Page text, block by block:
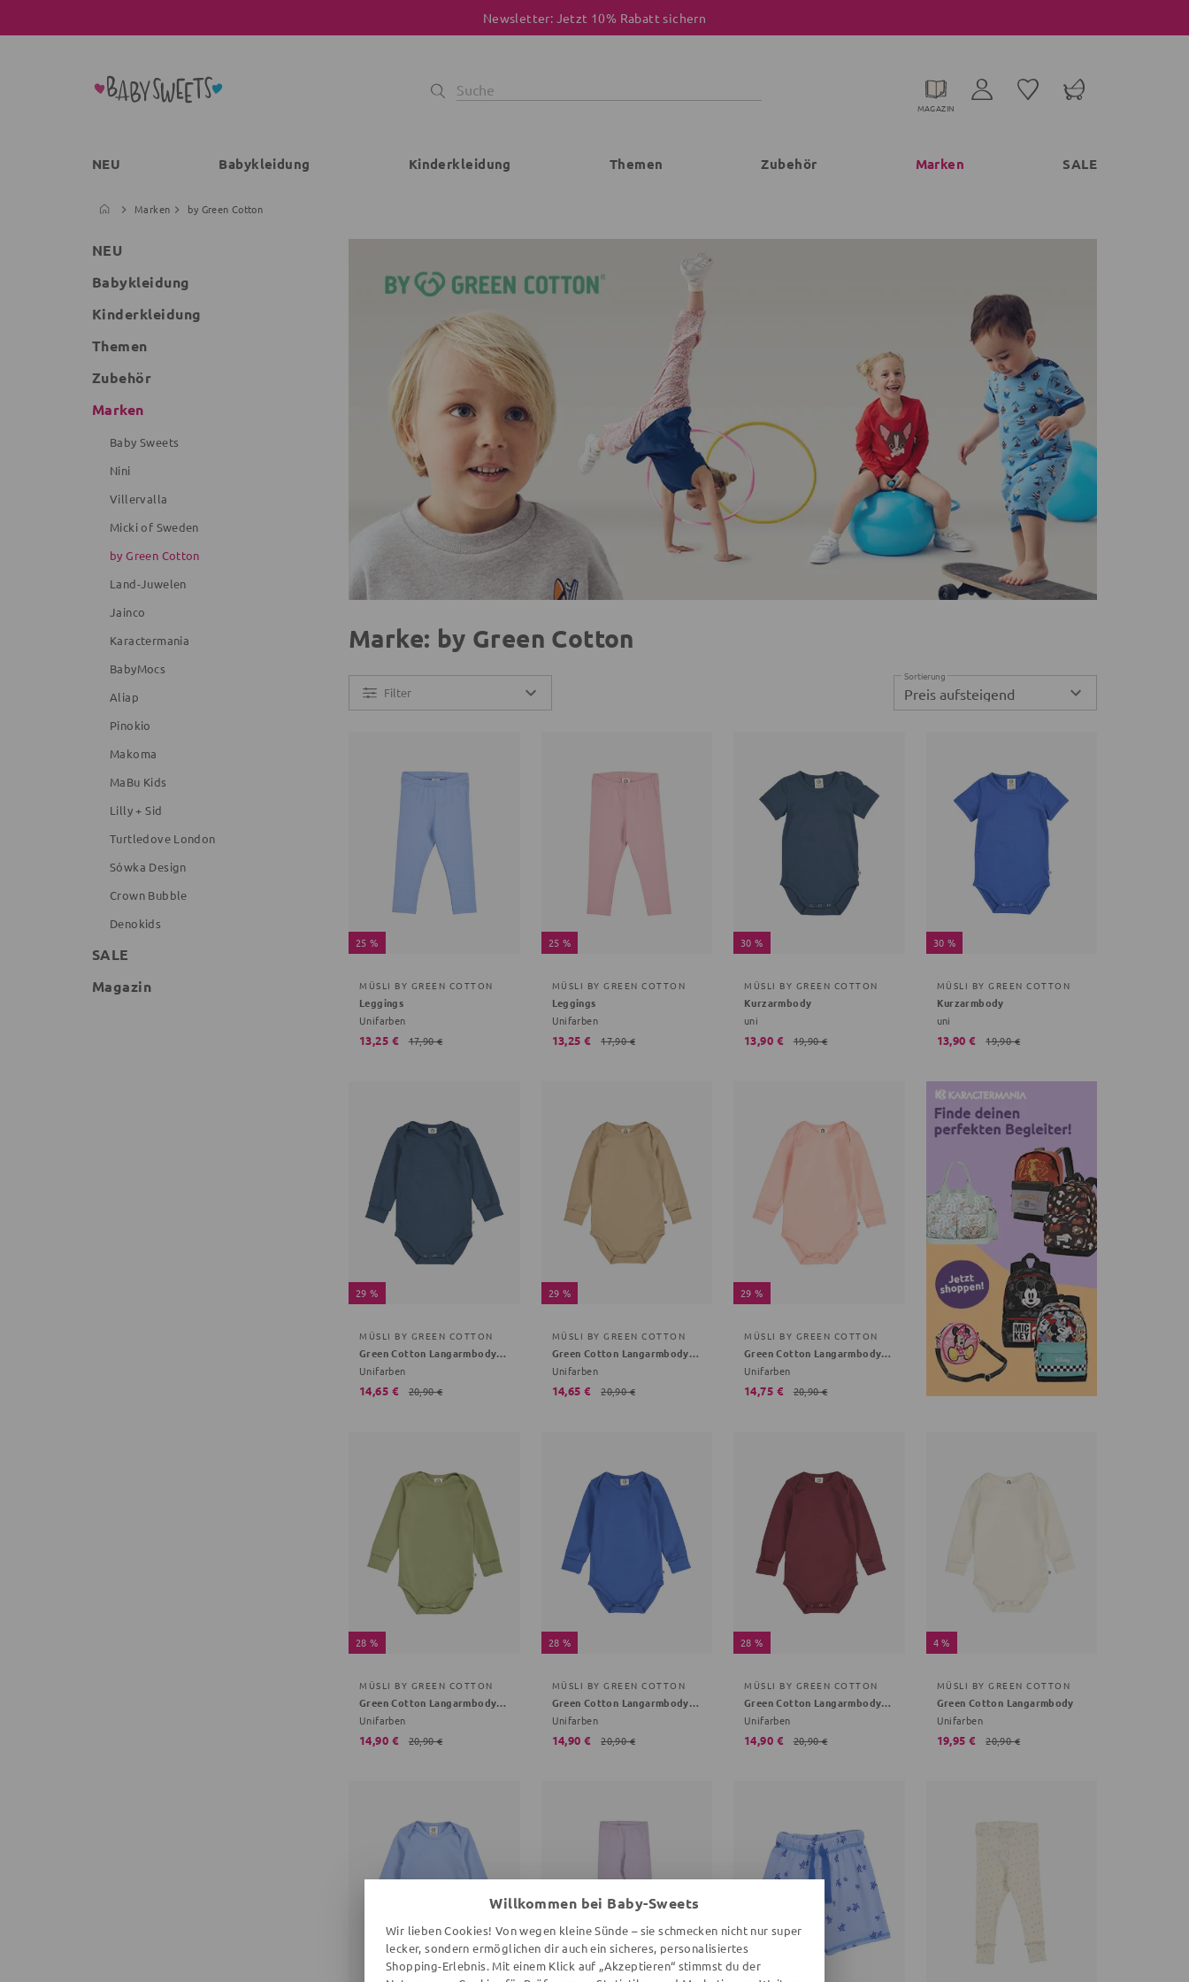
Newsletter: Jetzt 10% Rabatt sichern
MAGAZIN
NEU Babykleidung Kinderkleidung Themen Zubehör Marken SALE
Marken by Green Cotton
NEU
Babykleidung
Kinderkleidung
Themen
Zubehör
Marken
Baby Sweets
Nini
Villervalla
Micki of Sweden
by Green Cotton
Land-Juwelen
Jainco
Karactermania
BabyMocs
Aliap
Pinokio
Makoma
MaBu Kids
Lilly + Sid
Turtledove London
Sówka Design
Crown Bubble
Denokids
SALE
Magazin
Marke: by Green Cotton
Filter
Sortierung
Preis aufsteigend
25 %
MÜSLI BY GREEN COTTON
Leggings
Unifarben
13,25 € 17,90 €
25 %
MÜSLI BY GREEN COTTON
Leggings
Unifarben
13,25 € 17,90 €
30 %
MÜSLI BY GREEN COTTON
Kurzarmbody
uni
13,90 € 19,90 €
30 %
MÜSLI BY GREEN COTTON
Kurzarmbody
uni
13,90 € 19,90 €
29 %
MÜSLI BY GREEN COTTON
Green Cotton Langarmbody dunkelblau 80
Unifarben
14,65 € 20,90 €
29 %
MÜSLI BY GREEN COTTON
Green Cotton Langarmbody hellbraun 92
Unifarben
14,65 € 20,90 €
29 %
MÜSLI BY GREEN COTTON
Green Cotton Langarmbody orange 68
Unifarben
14,75 € 20,90 €
28 %
MÜSLI BY GREEN COTTON
Green Cotton Langarmbody gruen 74
Unifarben
14,90 € 20,90 €
28 %
MÜSLI BY GREEN COTTON
Green Cotton Langarmbody blau 86
Unifarben
14,90 € 20,90 €
28 %
MÜSLI BY GREEN COTTON
Green Cotton Langarmbody rot 74
Unifarben
14,90 € 20,90 €
4 %
MÜSLI BY GREEN COTTON
Green Cotton Langarmbody
Unifarben
19,95 € 20,90 €
Willkommen bei Baby-Sweets
Wir lieben Cookies! Von wegen kleine Sünde – sie schmecken nicht nur super
lecker, sondern ermöglichen dir auch ein sicheres, personalisiertes
Shopping-Erlebnis. Mit einem Klick auf „Akzeptieren“ stimmst du der